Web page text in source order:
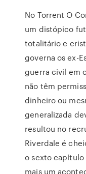
No Torrent O
um distópico
totalitário e
governa os ex-
guerra civil em
não têm
dinheiro ou
generalizada
resultou no
Riverdale é
o sexto
mais um